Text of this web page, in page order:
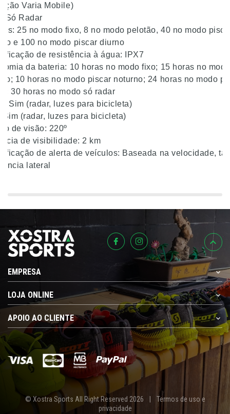
Varia Mobile)
Só Radar
25 no modo fixo, 8 no modo pelotão, 40 no modo
e 100 no modo piscar diurno
de resistência à água: IPX7
da bateria: 10 horas no modo fixo; 15 horas no modo
10 horas no modo piscar noturno; 24 horas no modo
30 horas no modo só radar
Sim (radar, luzes para bicicleta)
Sim (radar, luzes para bicicleta)
de visão: 220º
de visibilidade: 2 km
de alerta de veículos: Baseada na velocidade,
lateral
EMPRESA
LOJA ONLINE
APOIO AO CLIENTE
© Xostra Sports All Right Reserved 2026
Termos de uso e
privacidade